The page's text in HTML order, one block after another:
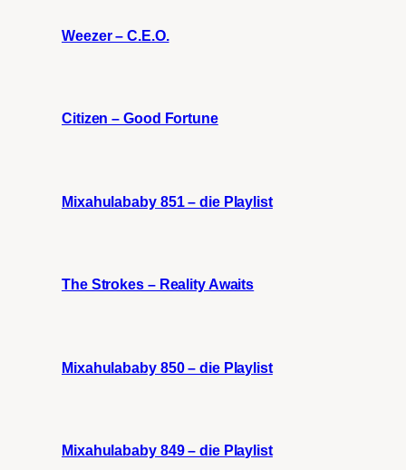
Weezer – C.E.O.
Citizen – Good Fortune
Mixahulababy 851 – die Playlist
The Strokes – Reality Awaits
Mixahulababy 850 – die Playlist
Mixahulababy 849 – die Playlist